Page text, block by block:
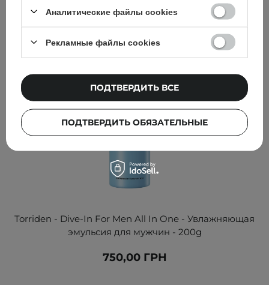
Torriden - Dive-In For Men All In One - Увлажняющая
эмульсия для мужчин - 200g
750,00 ГРН
Аналитические файлы cookies
Рекламные файлы cookies
ПОДТВЕРДИТЬ ОБЯЗАТЕЛЬНЫЕ
ПОДТВЕРДИТЬ ВСЕ